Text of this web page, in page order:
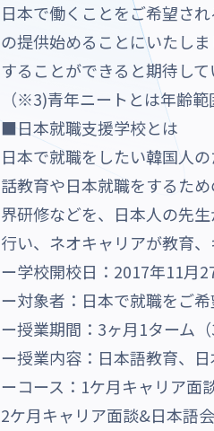
日本で働くことをご希望さ
の提供始めることにいたし
することができると期待して
（※3)青年ニートとは年齢
■日本就職支援学校とは
日本で就職をしたい韓国人
話教育や日本就職をするた
界研修などを、日本人の先
行い、ネオキャリアが教育
ー学校開校日：2017年11月
ー対象者：日本で就職をご
ー授業期間：3ヶ月1ターム
ー授業内容：日本語教育、
ーコース：1ケ月キャリア面
2ケ月キャリア面談&日本語